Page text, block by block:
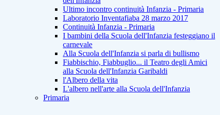
Ultimo incontro continuità Infanzia - Primaria
Laboratorio Inventafiaba 28 marzo 2017
Continuità Infanzia - Primaria
I bambini della Scuola dell'Infanzia festeggiano il
carnevale
Alla Scuola dell'Infanzia si parla di bullismo
Fiabbischio, Fiabbuglio... il Teatro degli Amici
alla Scuola dell'Infanzia Garibaldi
l'Albero della vita
L'albero nell'arte alla Scuola dell'Infanzia
Primaria